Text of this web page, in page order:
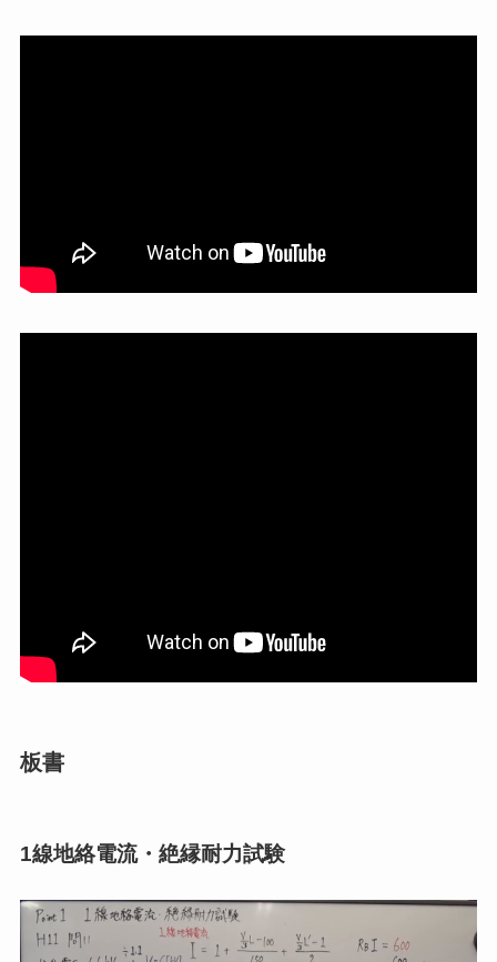
板書
1線地絡電流・絶縁耐力試験